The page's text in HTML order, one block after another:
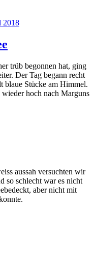
2018
trüb begonnen hat, ging
Der Tag begann recht
blaue Stücke am Himmel.
hoch nach Marguns
aussah versuchten wir
so schlecht war es nicht
aber nicht mit